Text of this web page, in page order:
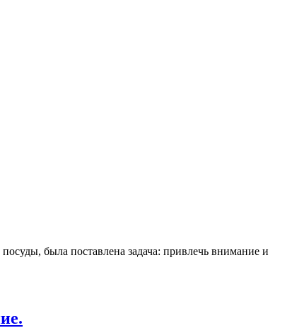
была поставлена задача: привлечь внимание и